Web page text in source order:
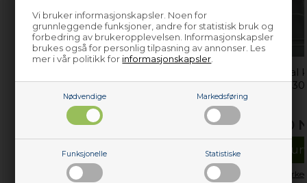
Vi bruker informasjonskapsler. Noen for
grunnleggende funksjoner, andre for statistisk bruk og
forbedring av brukeropplevelsen. Informasjonskapsler
brukes også for personlig tilpasning av annonser. Les
mer i vår politikk for informasjonskapsler
Nødvendige Markedsføring
Funksjonelle Statistiske
fryseboks, Gram kjøl og
189,00
Legg i kurven
På lager ( Lev. 2-4 virkedager
Flaskestativ, universal
og frys - 100 mm x 330
mm x 310 mm (til 3
flasker)
469,00
Legg i
Kun 1 igjen! Lev. 2-4